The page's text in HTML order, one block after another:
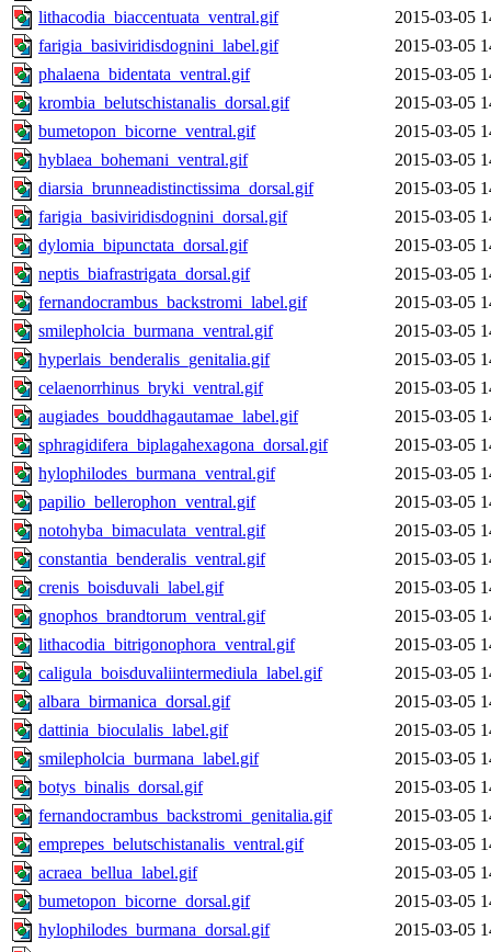
lithacodia_biaccentuata_ventral.gif
2015-03-05
farigia_basiviridisdognini_label.gif
2015-03-05
phalaena_bidentata_ventral.gif
2015-03-05
krombia_belutschistanalis_dorsal.gif
2015-03-05
bumetopon_bicorne_ventral.gif
2015-03-05
hyblaea_bohemani_ventral.gif
2015-03-05
diarsia_brunneadistinctissima_dorsal.gif
2015-03-05
farigia_basiviridisdognini_dorsal.gif
2015-03-05
dylomia_bipunctata_dorsal.gif
2015-03-05
neptis_biafrastrigata_dorsal.gif
2015-03-05
fernandocrambus_backstromi_label.gif
2015-03-05
smilepholcia_burmana_ventral.gif
2015-03-05
hyperlais_benderalis_genitalia.gif
2015-03-05
celaenorrhinus_bryki_ventral.gif
2015-03-05
augiades_bouddhagautamae_label.gif
2015-03-05
sphragidifera_biplagahexagona_dorsal.gif
2015-03-05
hylophilodes_burmana_ventral.gif
2015-03-05
papilio_bellerophon_ventral.gif
2015-03-05
notohyba_bimaculata_ventral.gif
2015-03-05
constantia_benderalis_ventral.gif
2015-03-05
crenis_boisduvali_label.gif
2015-03-05
gnophos_brandtorum_ventral.gif
2015-03-05
lithacodia_bitrigonophora_ventral.gif
2015-03-05
caligula_boisduvaliintermediula_label.gif
2015-03-05
albara_birmanica_dorsal.gif
2015-03-05
dattinia_bioculalis_label.gif
2015-03-05
smilepholcia_burmana_label.gif
2015-03-05
botys_binalis_dorsal.gif
2015-03-05
fernandocrambus_backstromi_genitalia.gif
2015-03-05
emprepes_belutschistanalis_ventral.gif
2015-03-05
acraea_bellua_label.gif
2015-03-05
bumetopon_bicorne_dorsal.gif
2015-03-05
hylophilodes_burmana_dorsal.gif
2015-03-05